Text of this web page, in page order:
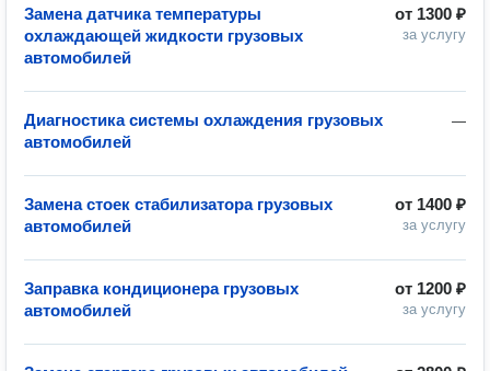
от 1300 ₽
за услугу
Замена датчика температуры
охлаждающей жидкости грузовых
автомобилей
—
Диагностика системы охлаждения грузовых
автомобилей
от 1400 ₽
за услугу
Замена стоек стабилизатора грузовых
автомобилей
от 1200 ₽
за услугу
Заправка кондиционера грузовых
автомобилей